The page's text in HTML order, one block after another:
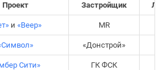
Проект Застройщик
и «Веер» MR
«Донстрой»
Сити» ГК ФСК